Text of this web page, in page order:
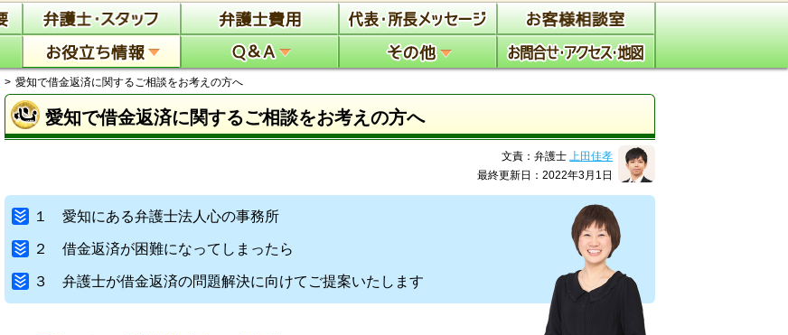
愛知で借金返済に関するご相談をお考えの方へ
愛知で借金返済に関するご相談をお考えの方へ
文責：弁護士上田佳孝
最終更新日：2022年3月1日
１ 愛知にある弁護士法人心の事務所
２ 借金返済が困難になってしまったら
３ 弁護士が借金返済の問題解決に向けてご提案いたします